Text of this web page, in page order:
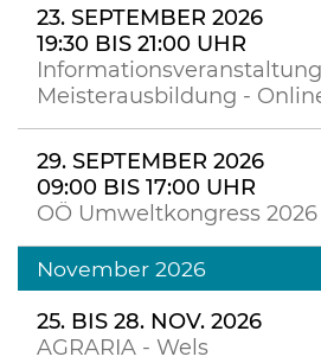
23. SEPTEMBER 2026
19:30 BIS 21:00 UHR
Informationsveranstaltung
Meisterausbildung -
29. SEPTEMBER 2026
09:00 BIS 17:00 UHR
OÖ Umweltkongress 2026
November 2026
25. BIS 28. NOV. 2026
AGRARIA - Wels